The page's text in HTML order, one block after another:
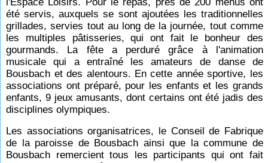
été servis, auxquels se sont ajoutées les traditionnelles
grillades, servies tout au long de la journée, tout comme
les multiples pâtisseries, qui ont fait le bonheur des
gourmands. La fête a perduré grâce à l'animation
musicale qui a entraîné les amateurs de danse de
Bousbach et des alentours. En cette année sportive, les
associations ont préparé, pour les enfants et les grands
enfants, 9 jeux amusants, dont certains ont été jadis des
disciplines olympiques.
Les associations organisatrices, le Conseil de Fabrique
de la paroisse de Bousbach ainsi que la commune de
Bousbach remercient tous les participants qui ont fait